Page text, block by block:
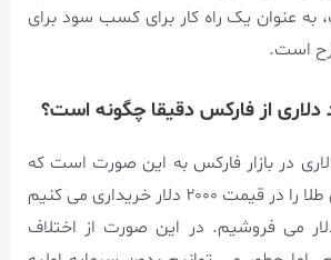
به عنوان یک راه کار برای کسب سود برای
است.
از فارکس دقیقا چگونه است؟
در بازار فارکس به این صورت است که
ما، مثلا اونس جهانی طلا را در قیمت ۲۰۰۰ دلار خریداری می کنیم
در قیمت ۲۰۰۴ دلار می فروشیم. در این صورت از اختلاف